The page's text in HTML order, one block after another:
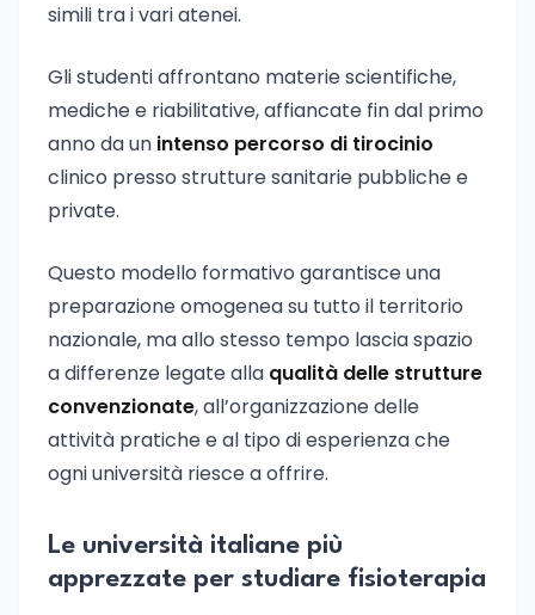
simili tra i vari atenei.
Gli studenti affrontano materie scientifiche,
mediche e riabilitative, affiancate fin dal primo
anno da un intenso percorso di tirocinio
clinico presso strutture sanitarie pubbliche e
private.
Questo modello formativo garantisce una
preparazione omogenea su tutto il territorio
nazionale, ma allo stesso tempo lascia spazio
a differenze legate alla qualità delle strutture
convenzionate, all’organizzazione delle
attività pratiche e al tipo di esperienza che
ogni università riesce a offrire.
Le università italiane più
apprezzate per studiare fisioterapia